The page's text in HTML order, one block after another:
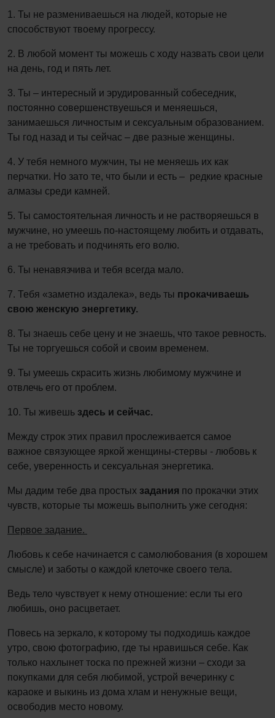
1. Ты не размениваешься на людей, которые не
способствуют твоему прогрессу.
2. В любой момент ты можешь с ходу назвать свои цели
на день, год и пять лет.
3. Ты – интересный и эрудированный собеседник,
постоянно совершенствуешься и меняешься,
занимаешься личностым и сексуальным образованием.
Ты год назад и ты сейчас – две разные женщины.
4. У тебя немного мужчин, ты не меняешь их как
перчатки. Но зато те, что были и есть – редкие красные
алмазы среди камней.
5. Ты самостоятельная личность и не растворяешься в
мужчине, но умеешь по-настоящему любить и отдавать,
а не требовать и подчинять его волю.
6. Ты ненавязчива и тебя всегда мало.
7. Тебя «заметно издалека», ведь ты прокачиваешь
свою женскую энергетику.
8. Ты знаешь себе цену и не знаешь, что такое ревность.
Ты не торгуешься собой и своим временем.
9. Ты умеешь скрасить жизнь любимому мужчине и
отвлечь его от проблем.
10. Ты живешь здесь и сейчас.
Между строк этих правил прослеживается самое
важное связующее яркой женщины-стервы - любовь к
себе, уверенность и сексуальная энергетика.
Мы дадим тебе два простых задания по прокачки этих
чувств, которые ты можешь выполнить уже сегодня:
Первое задание.
Любовь к себе начинается с самолюбования (в хорошем
смысле) и заботы о каждой клеточке своего тела.
Ведь тело чувствует к нему отношение: если ты его
любишь, оно расцветает.
Повесь на зеркало, к которому ты подходишь каждое
утро, свою фотографию, где ты нравишься себе. Как
только нахлынет тоска по прежней жизни – сходи за
покупками для себя любимой, устрой вечеринку с
караоке и выкинь из дома хлам и ненужные вещи,
освободив место новому.